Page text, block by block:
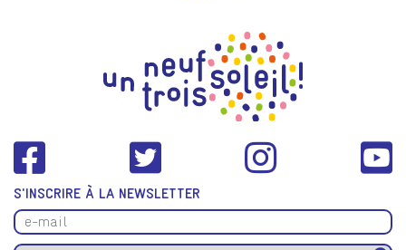
S'INSCRIRE À LA NEWSLETTER